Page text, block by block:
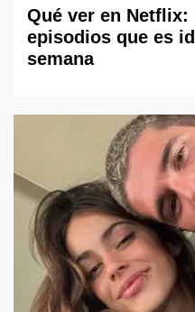
Qué ver en
episodios que es
semana